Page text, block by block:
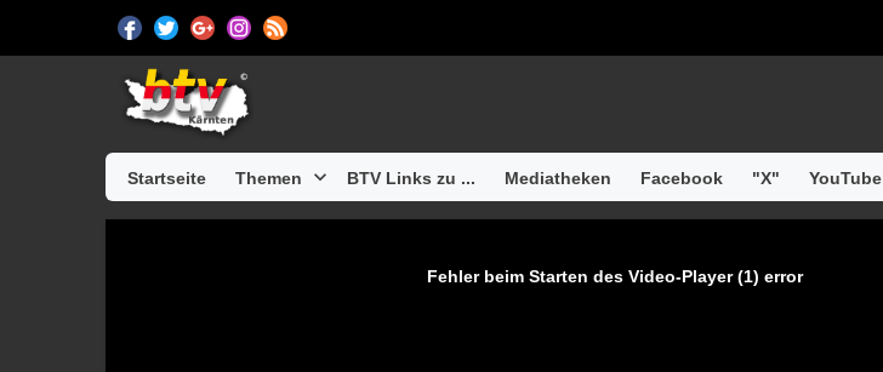
Startseite Themen BTV Links zu ... Mediatheken Facebook "X" YouTube
Fehler beim Starten des Video-Player (1) error